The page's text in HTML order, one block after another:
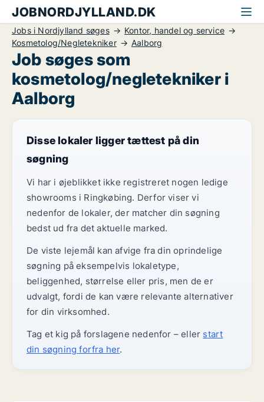
JOBNORDJYLLAND.DK
Jobs i Nordjylland søges
Kontor, handel og service
Kosmetolog/Negletekniker
Aalborg
Job søges som
kosmetolog/negletekniker i
Aalborg
Disse lokaler ligger tættest på din
søgning
Vi har i øjeblikket ikke registreret nogen ledige
showrooms i Ringkøbing. Derfor viser vi
nedenfor de lokaler, der matcher din søgning
bedst ud fra det aktuelle marked.
De viste lejemål kan afvige fra din oprindelige
søgning på eksempelvis lokaletype,
beliggenhed, størrelse eller pris, men de er
udvalgt, fordi de kan være relevante alternativer
for din virksomhed.
Tag et kig på forslagene nedenfor – eller start
din søgning forfra her.